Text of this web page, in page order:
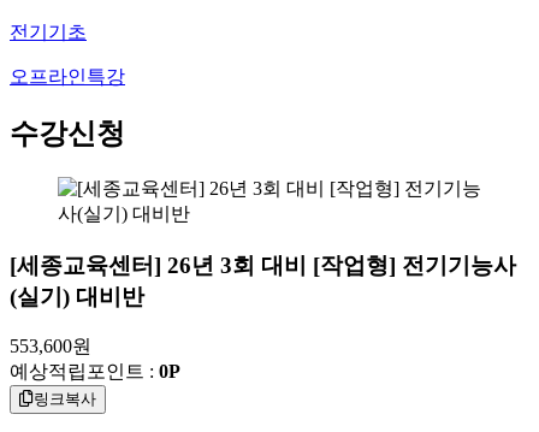
전기기초
오프라인특강
수강신청
[세종교육센터] 26년 3회 대비 [작업형] 전기기능사
(실기) 대비반
553,600원
예상적립포인트 : 0P
링크복사